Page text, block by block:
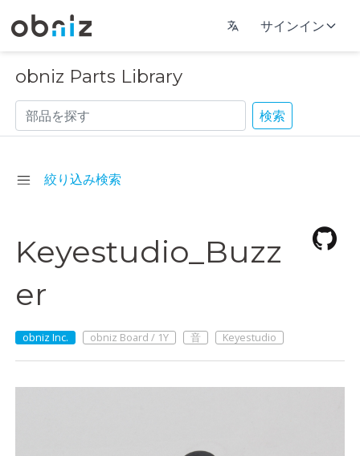
サインイン
obniz Parts Library
検索
絞り込み検索
Keyestudio_Buzz
er
obniz Inc. obniz Board / 1Y 音 Keyestudio